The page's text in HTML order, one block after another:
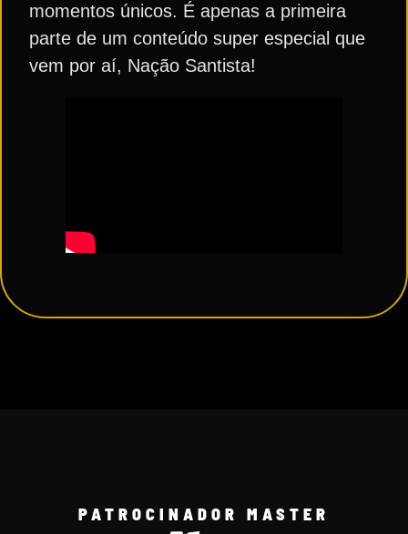
momentos únicos. É apenas a primeira
parte de um conteúdo super especial que
vem por aí, Nação Santista!
PATROCINADOR MASTER